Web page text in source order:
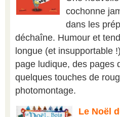
cochonne
dans les
déchaîne. Humour et
longue (et insupportable
page ludique, des pages
quelques touches de
photomontage.
Le Noël